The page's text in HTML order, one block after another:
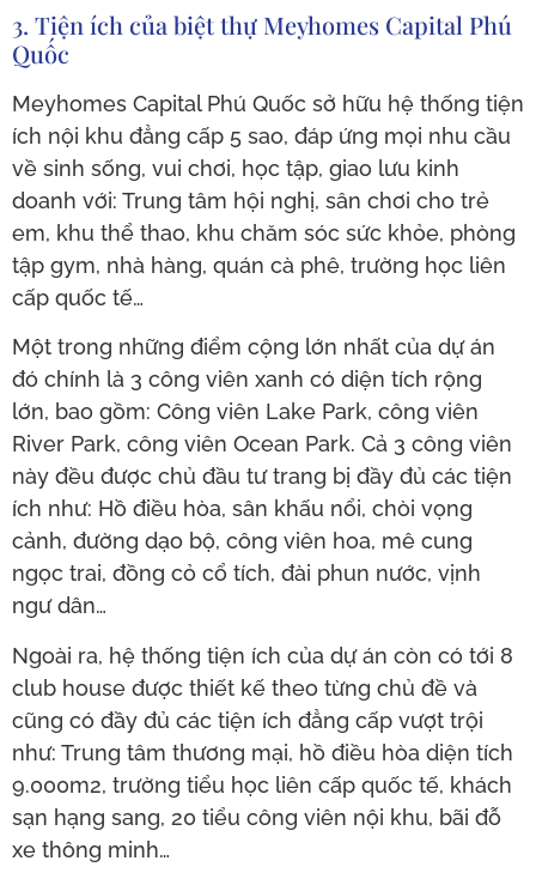
3. Tiện ích của biệt thự Meyhomes Capital Phú
Quốc
Meyhomes Capital Phú Quốc sở hữu hệ thống tiện
ích nội khu đẳng cấp 5 sao, đáp ứng mọi nhu cầu
về sinh sống, vui chơi, học tập, giao lưu kinh
doanh với: Trung tâm hội nghị, sân chơi cho trẻ
em, khu thể thao, khu chăm sóc sức khỏe, phòng
tập gym, nhà hàng, quán cà phê, trường học liên
cấp quốc tế…
Một trong những điểm cộng lớn nhất của dự án
đó chính là 3 công viên xanh có diện tích rộng
lớn, bao gồm: Công viên Lake Park, công viên
River Park, công viên Ocean Park. Cả 3 công viên
này đều được chủ đầu tư trang bị đầy đủ các tiện
ích như: Hồ điều hòa, sân khấu nổi, chòi vọng
cảnh, đường dạo bộ, công viên hoa, mê cung
ngọc trai, đồng cỏ cổ tích, đài phun nước, vịnh
ngư dân…
Ngoài ra, hệ thống tiện ích của dự án còn có tới 8
club house được thiết kế theo từng chủ đề và
cũng có đầy đủ các tiện ích đẳng cấp vượt trội
như: Trung tâm thương mại, hồ điều hòa diện tích
9.000m2, trường tiểu học liên cấp quốc tế, khách
sạn hạng sang, 20 tiểu công viên nội khu, bãi đỗ
xe thông minh…